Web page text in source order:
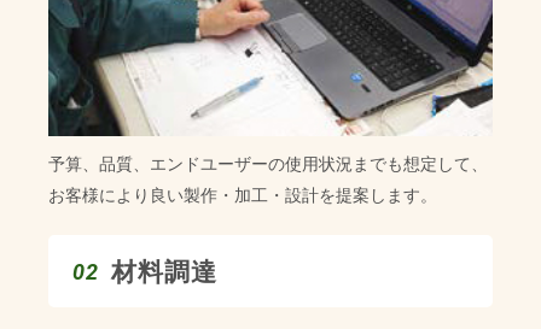
予算、品質、エンドユーザーの使用状況までも想定して、
お客様により良い製作・加工・設計を提案します。
02 材料調達